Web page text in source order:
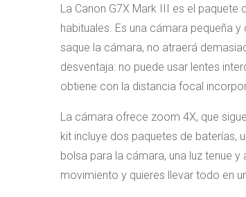
La Canon G7X Mark III es el
habituales. Es una cámara pequeña
saque la cámara, no atraerá
desventaja: no puede usar lentes
obtiene con la distancia focal
La cámara ofrece zoom 4X, que
kit incluye dos paquetes de baterías,
bolsa para la cámara, una luz tenue
movimiento y quieres llevar todo en